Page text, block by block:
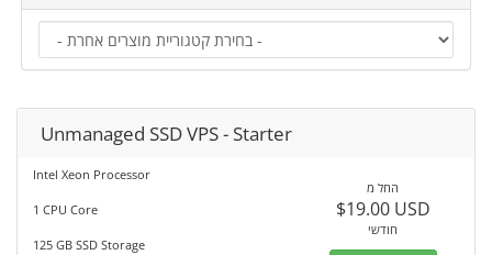
Unmanaged SSD VPS - Starter
Intel Xeon Processor
1 CPU Core
125 GB SSD Storage
החל מ
$19.00 USD
חודשי